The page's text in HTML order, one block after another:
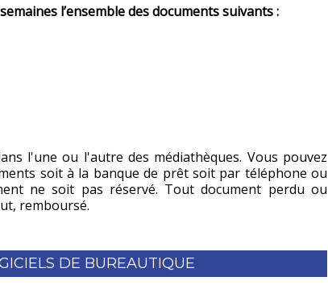
l’ensemble des documents suivants :
l'une ou l'autre des médiathèques. Vous pouvez
soit à la banque de prêt soit par téléphone ou
ne soit pas réservé. Tout document perdu ou
remboursé.
DE BUREAUTIQUE